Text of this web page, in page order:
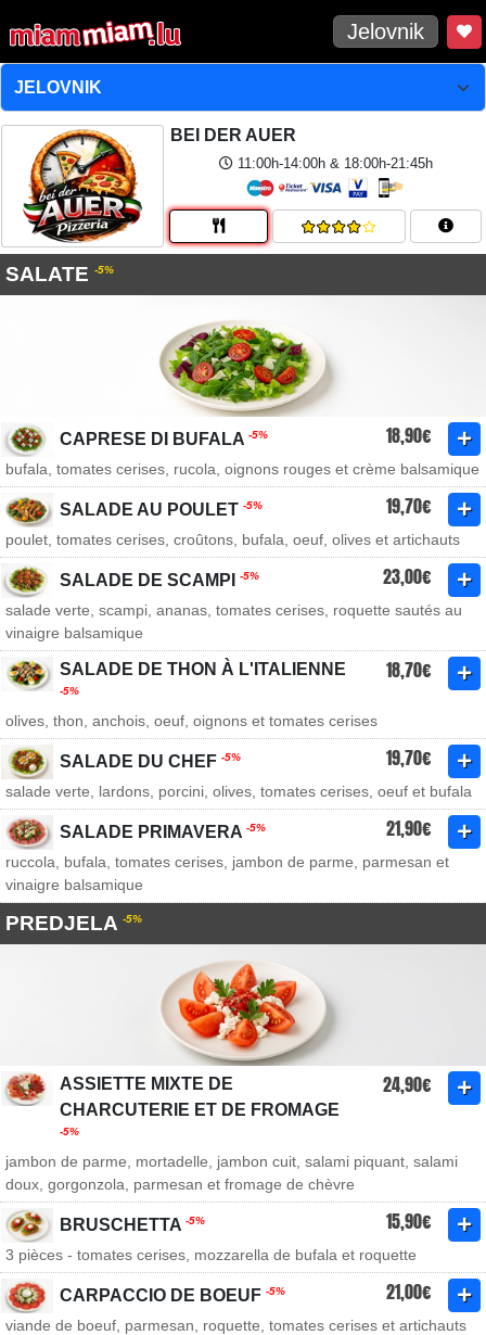
Jelovnik
BEI DER AUER
11:00h-14:00h & 18:00h-21:45h
SALATE -5%
CAPRESE DI BUFALA -5% 18,90€
bufala, tomates cerises, rucola, oignons rouges et crème balsamique
SALADE AU POULET -5% 19,70€
poulet, tomates cerises, croûtons, bufala, oeuf, olives et artichauts
SALADE DE SCAMPI -5% 23,00€
salade verte, scampi, ananas, tomates cerises, roquette sautés au
vinaigre balsamique
SALADE DE THON À L'ITALIENNE
-5%
18,70€
olives, thon, anchois, oeuf, oignons et tomates cerises
SALADE DU CHEF -5% 19,70€
salade verte, lardons, porcini, olives, tomates cerises, oeuf et bufala
SALADE PRIMAVERA -5% 21,90€
ruccola, bufala, tomates cerises, jambon de parme, parmesan et
vinaigre balsamique
PREDJELA -5%
ASSIETTE MIXTE DE
CHARCUTERIE ET DE FROMAGE
-5%
24,90€
jambon de parme, mortadelle, jambon cuit, salami piquant, salami
doux, gorgonzola, parmesan et fromage de chèvre
BRUSCHETTA -5% 15,90€
3 pièces - tomates cerises, mozzarella de bufala et roquette
CARPACCIO DE BOEUF -5% 21,00€
viande de boeuf, parmesan, roquette, tomates cerises et artichauts